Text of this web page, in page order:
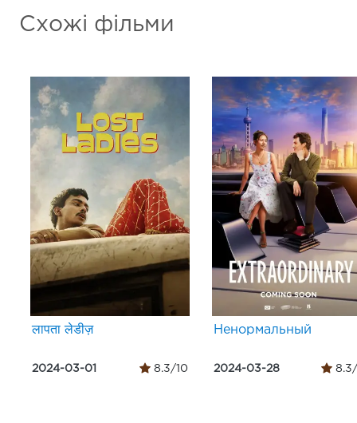
Схожі фільми
लापता लेडीज़
2024-03-01 8.3/10
Ненормальный
2024-03-28 8.3/